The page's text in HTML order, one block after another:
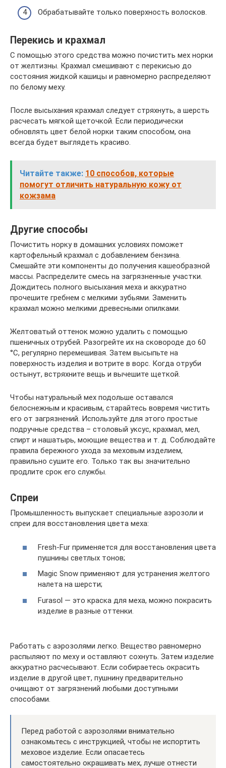
Обрабатывайте только поверхность волосков.
Перекись и крахмал
С помощью этого средства можно почистить мех норки
от желтизны. Крахмал смешивают с перекисью до
состояния жидкой кашицы и равномерно распределяют
по белому меху.
После высыхания крахмал следует стряхнуть, а шерсть
расчесать мягкой щеточкой. Если периодически
обновлять цвет белой норки таким способом, она
всегда будет выглядеть красиво.
Читайте также: 10 способов, которые
помогут отличить натуральную кожу от
кожзама
Другие способы
Почистить норку в домашних условиях поможет
картофельный крахмал с добавлением бензина.
Смешайте эти компоненты до получения кашеобразной
массы. Распределите смесь на загрязненные участки.
Дождитесь полного высыхания меха и аккуратно
прочешите гребнем с мелкими зубьями. Заменить
крахмал можно мелкими древесными опилками.
Желтоватый оттенок можно удалить с помощью
пшеничных отрубей. Разогрейте их на сковороде до 60
°С, регулярно перемешивая. Затем высыпьте на
поверхность изделия и вотрите в ворс. Когда отруби
остынут, встряхните вещь и вычешите щеткой.
Чтобы натуральный мех подольше оставался
белоснежным и красивым, старайтесь вовремя чистить
его от загрязнений. Используйте для этого простые
подручные средства – столовый уксус, крахмал, мел,
спирт и нашатырь, моющие вещества и т. д. Соблюдайте
правила бережного ухода за меховым изделием,
правильно сушите его. Только так вы значительно
продлите срок его службы.
Спреи
Промышленность выпускает специальные аэрозоли и
спреи для восстановления цвета меха:
Fresh-Fur применяется для восстановления цвета
пушнины светлых тонов;
Magic Snow применяют для устранения желтого
налета на шерсти;
Furasol — это краска для меха, можно покрасить
изделие в разные оттенки.
Работать с аэрозолями легко. Вещество равномерно
распыляют по меху и оставляют сохнуть. Затем изделие
аккуратно расчесывают. Если собираетесь окрасить
изделие в другой цвет, пушнину предварительно
очищают от загрязнений любыми доступными
способами.
Перед работой с аэрозолями внимательно
ознакомьтесь с инструкцией, чтобы не испортить
меховое изделие. Если опасаетесь
самостоятельно окрашивать мех, лучше отнести